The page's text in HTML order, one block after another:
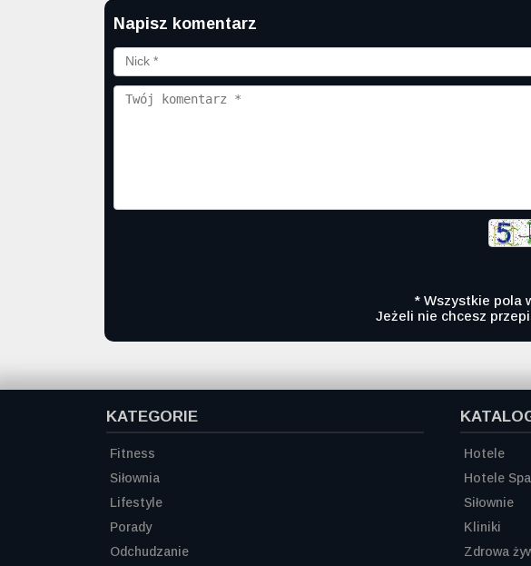
Napisz komentarz
* Wszystkie pola
Jeżeli nie chcesz
KATEGORIE
Fitness
Siłownia
Lifestyle
Porady
Odchudzanie
Hotele
Hotele Spa
Siłownie
Kliniki
Zdrowa